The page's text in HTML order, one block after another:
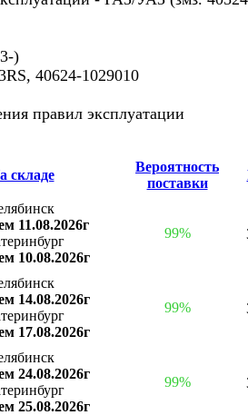
)
40624-1029010
правил эксплуатации
складе
Вероятность
поставки
11.08.2026г
10.08.2026г
99%
14.08.2026г
17.08.2026г
99%
24.08.2026г
25.08.2026г
99%